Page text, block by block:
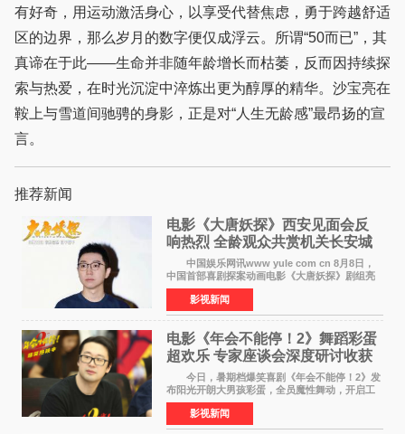
有好奇，用运动激活身心，以享受代替焦虑，勇于跨越舒适
区的边界，那么岁月的数字便仅成浮云。所谓“50而已”，其
真谛在于此——生命并非随年龄增长而枯萎，反而因持续探
索与热爱，在时光沉淀中淬炼出更为醇厚的精华。沙宝亮在
鞍上与雪道间驰骋的身影，正是对“人生无龄感”最昂扬的宣
言。
推荐新闻
电影《大唐妖探》西安见面会反
响热烈 全龄观众共赏机关长安城
中国娱乐网讯www yule com cn 8月8日，
中国首部喜剧探案动画电影《大唐妖探》剧组亮
相西安，举办线下见面会活动。导演程腾、联合
导演黄珉、总制片人曹紫建、制片人李莹莹、领
衔声音出演雷淞然
影视新闻
电影《年会不能停！2》舞蹈彩蛋
超欢乐 专家座谈会深度研讨收获
满满
今日，暑期档爆笑喜剧《年会不能停！2》发
布阳光开朗大男孩彩蛋，全员魔性舞动，开启工
位狂欢模式。影片于昨日同步举办专家座谈会，
导演董润年、总制片人应萝佳出席现场，与一众
业内、学界专家
影视新闻